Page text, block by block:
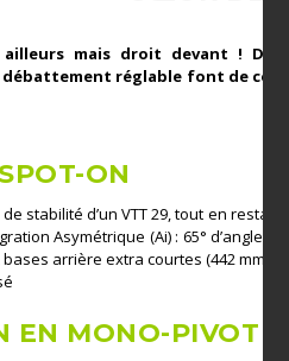
mais droit devant !
débattement réglable font de ce
ON
stabilité d’un VTT 29, tout en
Asymétrique (Ai) : 65° d’angle
arrière extra courtes (442 mm),
EN MONO-PIVOT